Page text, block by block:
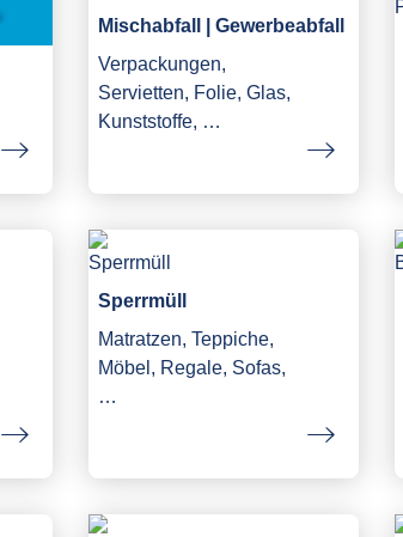
Mischabfall | Gewerbeabfall
Verpackungen,
Servietten, Folie, Glas,
Kunststoffe, …
Sperrmüll
Matratzen, Teppiche,
Möbel, Regale, Sofas,
…